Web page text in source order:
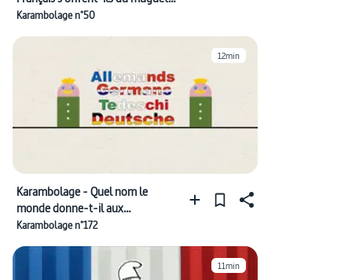
le 1er Mai ?
Karambolage n°50
12min
Karambolage - Quel nom le
monde donne-t-il aux
"Allemands" ?
Karambolage n°172
11min